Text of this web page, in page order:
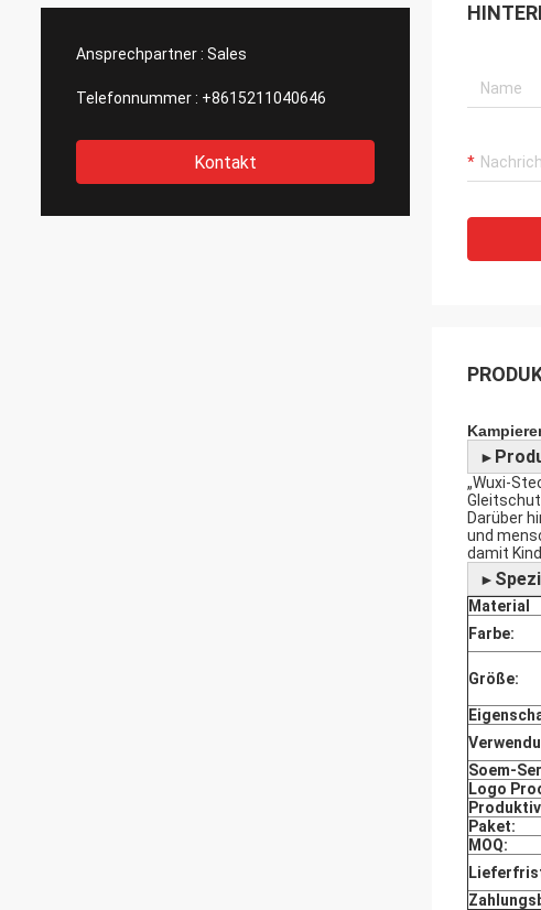
Ansprechpartner : Sales
Telefonnummer : +8615211040646
Kontakt
►
„Wuxi-
Darüber
und
damit
►
Material
Farbe:
Größe:
Soem-
Logo
Paket:
MOQ: